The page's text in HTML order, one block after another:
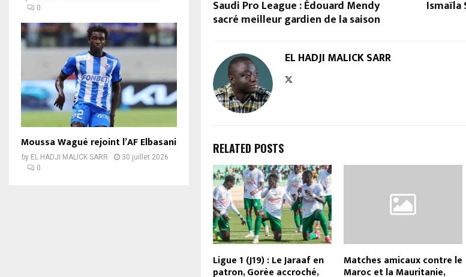
Saudi Pro League : Édouard Mendy
sacré meilleur gardien de la saison
Ismaïla
EL HADJI MALICK SARR
RELATED POSTS
Ligue 1 (J19) : Le Jaraaf en
patron, Gorée accroché,
Matches amicaux contre le
Maroc et la Mauritanie,
0
Moussa Wagué rejoint l’AF Elbasani
by EL HADJI MALICK SARR
30 juillet 2026
0